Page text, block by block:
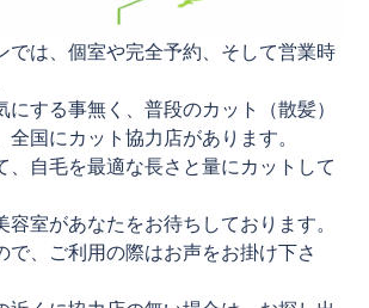
では、個室や完全予約、そして営業時
する事無く、普段のカット（散髪）
国にカット協力店があります。
、自毛を最適な長さと量にカットして
室があなたをお待ちしております。
で、ご利用の際はお声をお掛け下さ